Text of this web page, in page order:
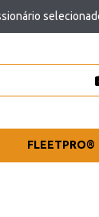
FLEETPRO®